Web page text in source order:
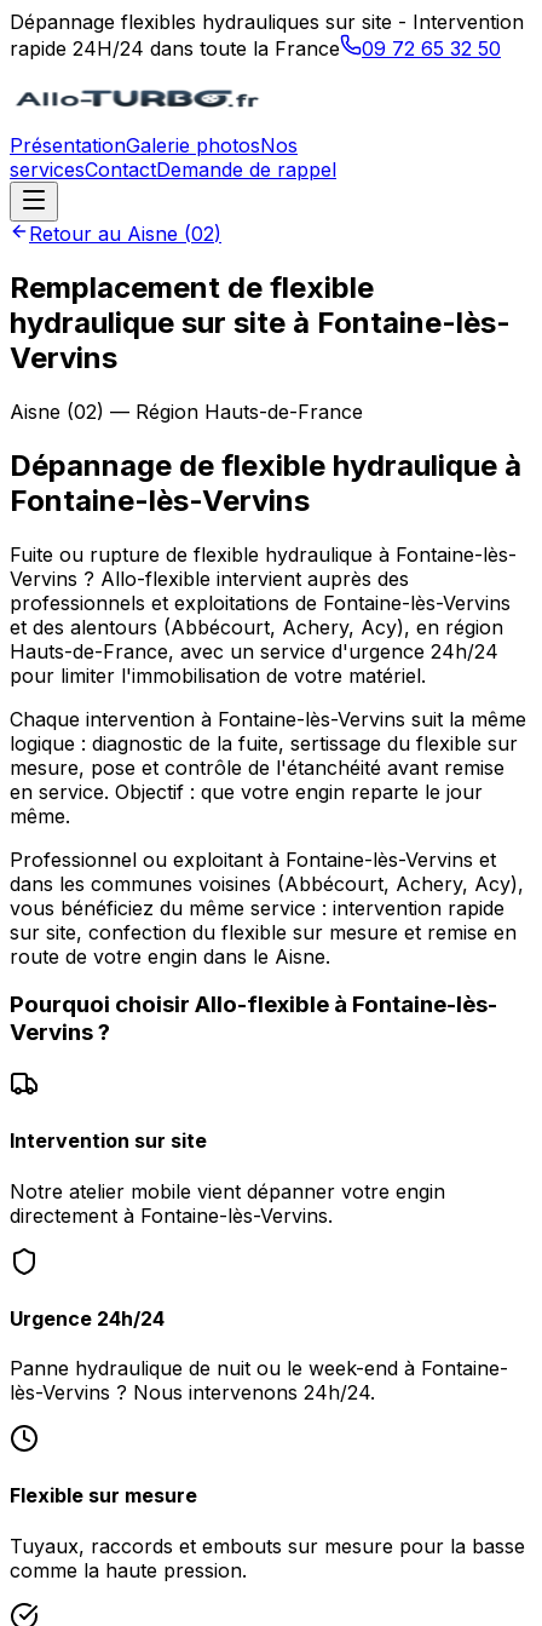
Dépannage flexibles hydrauliques sur site - Intervention
rapide 24H/24 dans toute la France
09 72 65 32 50
PrésentationGalerie photosNos
servicesContactDemande de rappel
Retour au Aisne (02)
Remplacement de flexible
hydraulique sur site à Fontaine-lès-
Vervins
Aisne (02) — Région Hauts-de-France
Dépannage de flexible hydraulique à
Fontaine-lès-Vervins
Fuite ou rupture de flexible hydraulique à Fontaine-lès-
Vervins ? Allo-flexible intervient auprès des
professionnels et exploitations de Fontaine-lès-Vervins
et des alentours (Abbécourt, Achery, Acy), en région
Hauts-de-France, avec un service d'urgence 24h/24
pour limiter l'immobilisation de votre matériel.
Chaque intervention à Fontaine-lès-Vervins suit la même
logique : diagnostic de la fuite, sertissage du flexible sur
mesure, pose et contrôle de l'étanchéité avant remise
en service. Objectif : que votre engin reparte le jour
même.
Professionnel ou exploitant à Fontaine-lès-Vervins et
dans les communes voisines (Abbécourt, Achery, Acy),
vous bénéficiez du même service : intervention rapide
sur site, confection du flexible sur mesure et remise en
route de votre engin dans le Aisne.
Pourquoi choisir Allo-flexible à Fontaine-lès-
Vervins?
Intervention sur site
Notre atelier mobile vient dépanner votre engin
directement à Fontaine-lès-Vervins.
Urgence 24h/24
Panne hydraulique de nuit ou le week-end à Fontaine-
lès-Vervins ? Nous intervenons 24h/24.
Flexible sur mesure
Tuyaux, raccords et embouts sur mesure pour la basse
comme la haute pression.